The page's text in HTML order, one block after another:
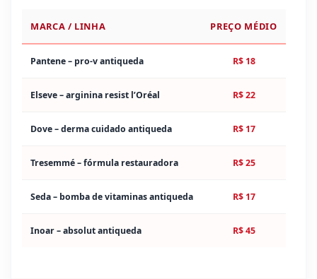
MARCA / LINHA PREÇO MÉDIO
Pantene – pro-v antiqueda R$ 18
Elseve – arginina resist l’Oréal R$ 22
Dove – derma cuidado antiqueda R$ 17
Tresemmé – fórmula restauradora R$ 25
Seda – bomba de vitaminas antiqueda R$ 17
Inoar – absolut antiqueda R$ 45